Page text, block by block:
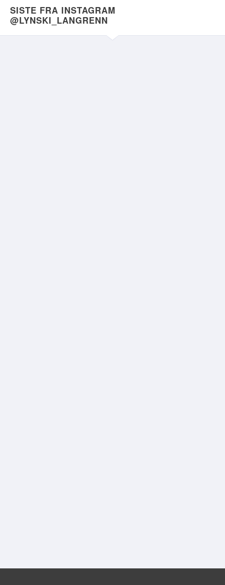
SISTE FRA INSTAGRAM
@LYNSKI_LANGRENN